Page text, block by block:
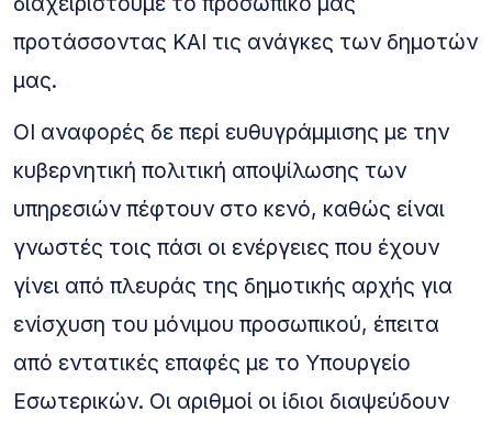
προτάσσοντας ΚΑΙ τις ανάγκες των δημοτών
μας.
ΟΙ αναφορές δε περί ευθυγράμμισης με την
κυβερνητική πολιτική αποψίλωσης των
υπηρεσιών πέφτουν στο κενό, καθώς είναι
γνωστές τοις πάσι οι ενέργειες που έχουν
γίνει από πλευράς της δημοτικής αρχής για
ενίσχυση του μόνιμου προσωπικού, έπειτα
από εντατικές επαφές με το Υπουργείο
Εσωτερικών. Οι αριθμοί οι ίδιοι διαψεύδουν